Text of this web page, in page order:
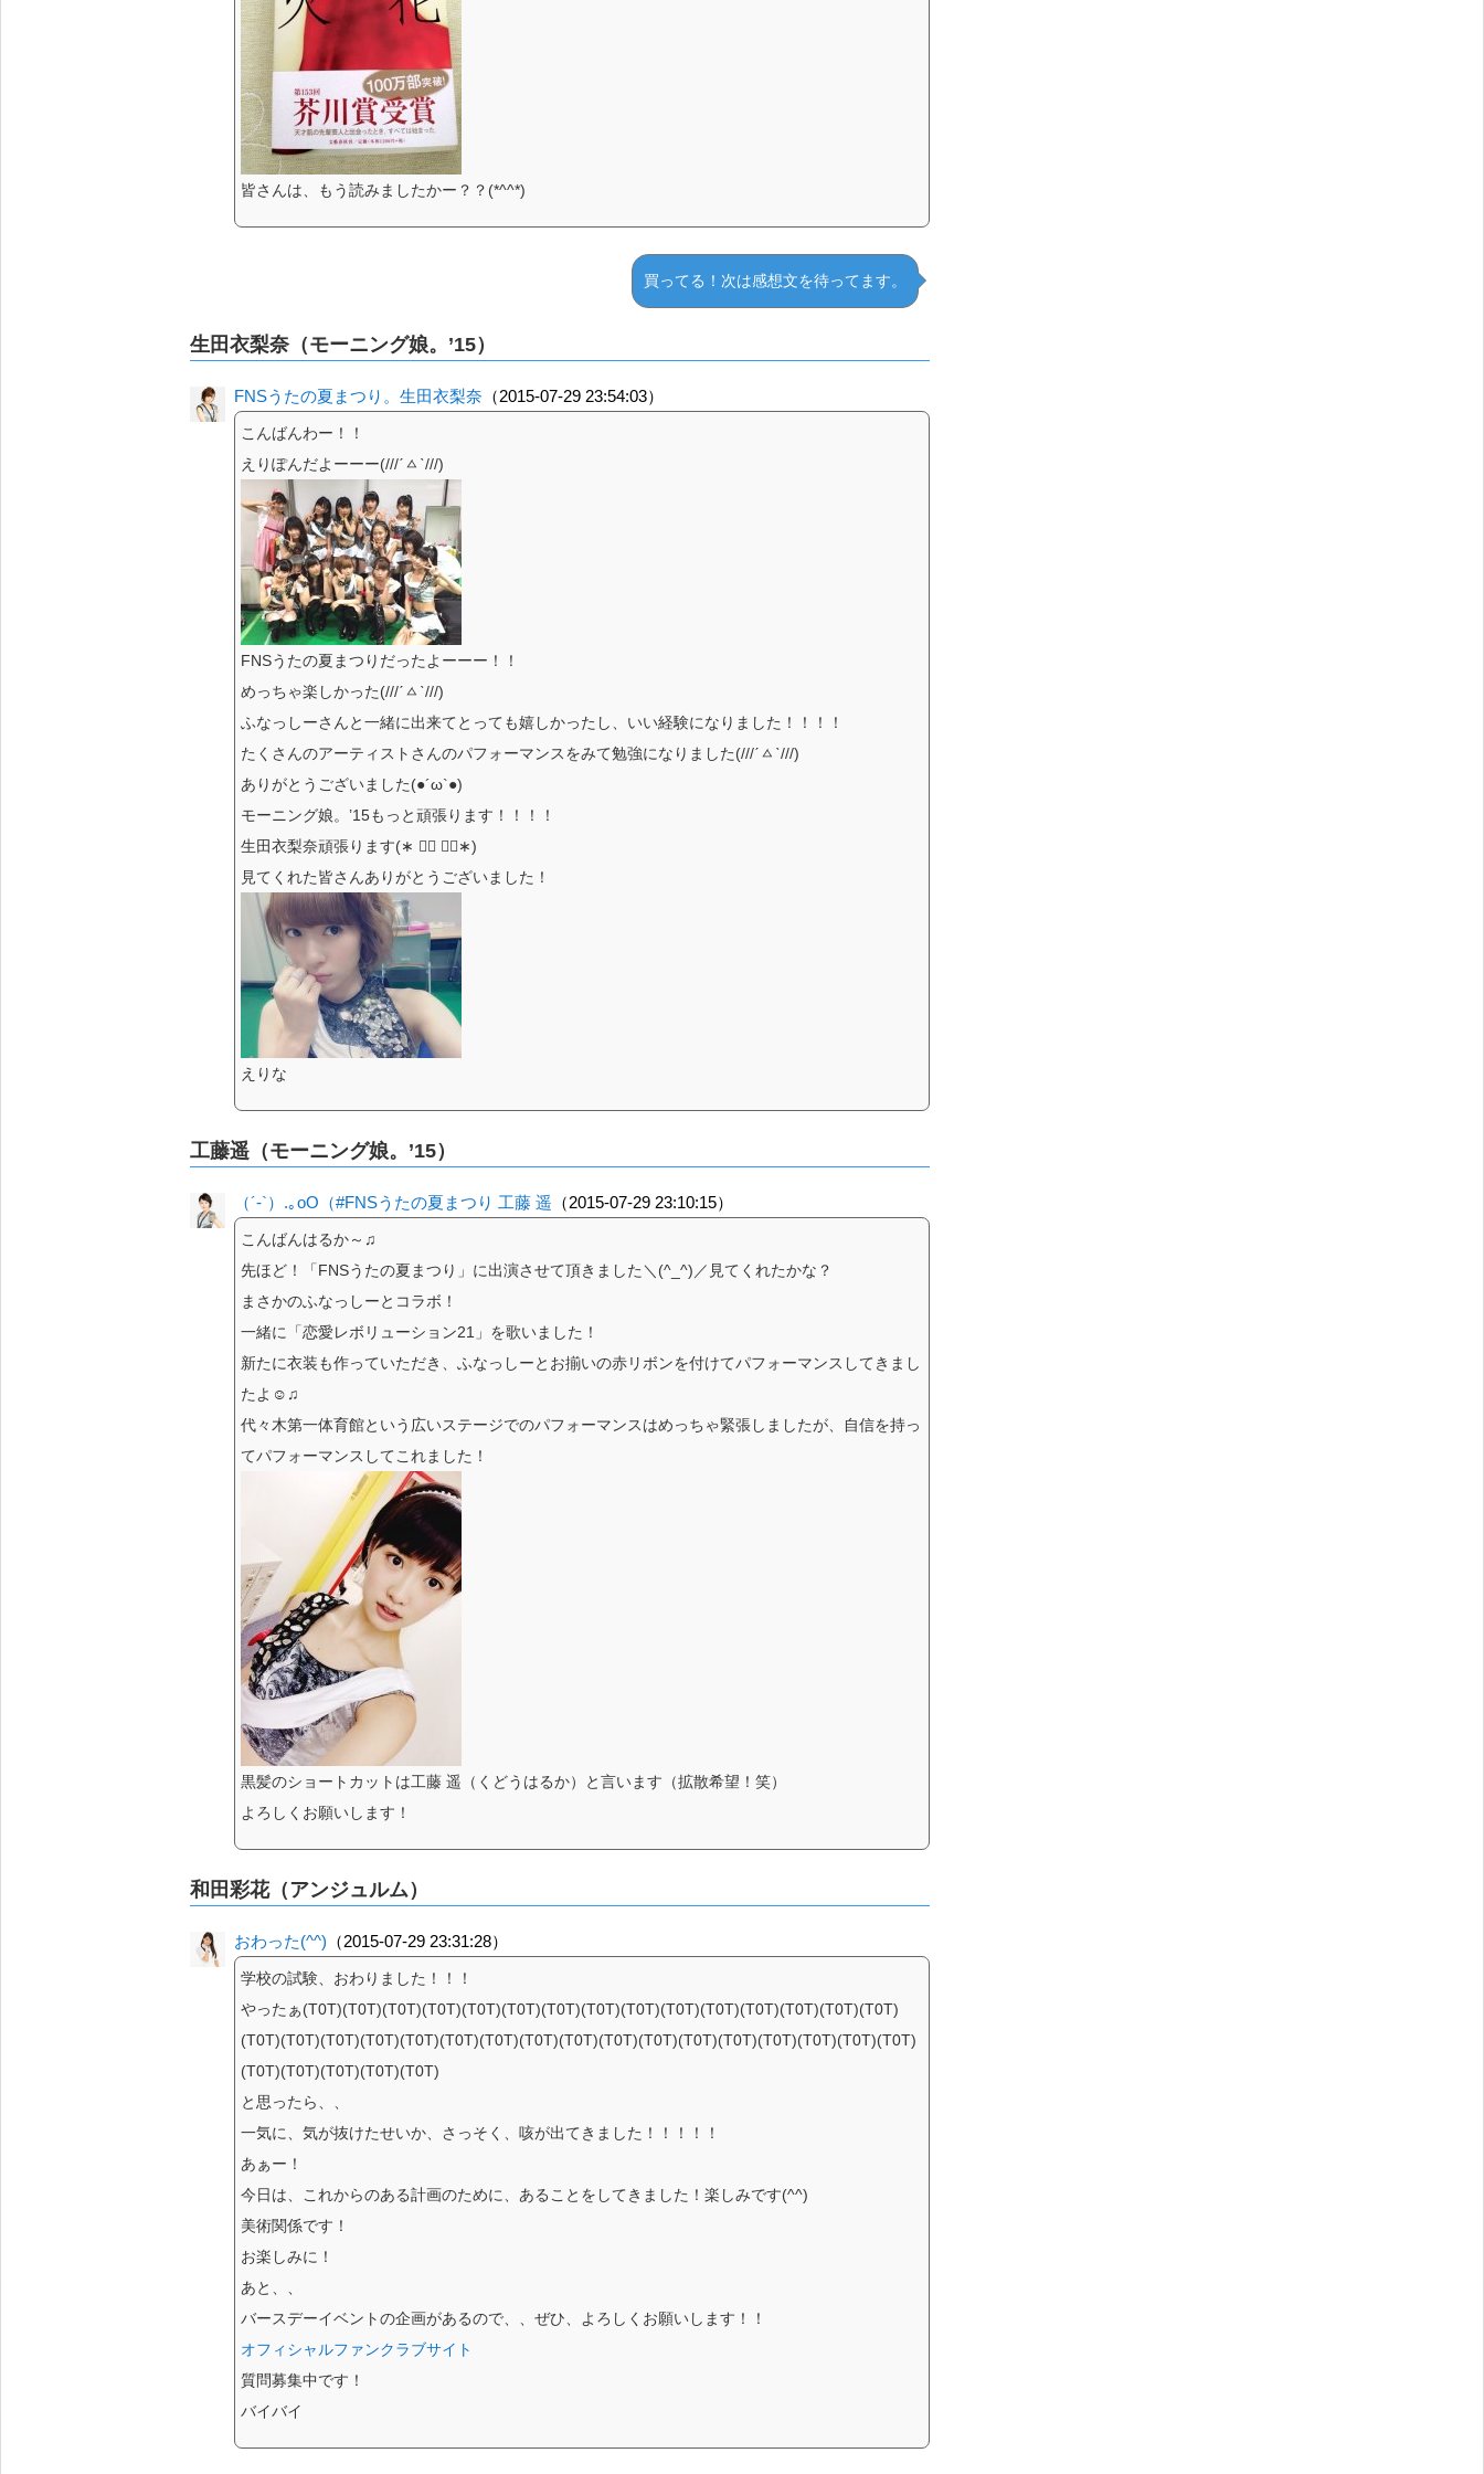
皆さんは、もう読みましたかー？？(*^^*)
買ってる！次は感想文を待ってます。
生田衣梨奈（モーニング娘。’15）
FNSうたの夏まつり。生田衣梨奈 （2015-07-29 23:54:03）
こんばんわー！！
えりぽんだよーーー(///ˊㅿˋ///)
FNSうたの夏まつりだったよーーー！！
めっちゃ楽しかった(///ˊㅿˋ///)
ふなっしーさんと一緒に出来てとっても嬉しかったし、いい経験になりました！！！！
たくさんのアーティストさんのパフォーマンスをみて勉強になりました(///ˊㅿˋ///)
ありがとうございました(●´ω`●)
モーニング娘。’15もっと頑張ります！！！！
生田衣梨奈頑張ります(∗ ❛⃘ ❛⃘∗)
見てくれた皆さんありがとうございました！
えりな
工藤遥（モーニング娘。’15）
（´-`）.｡oO（#FNSうたの夏まつり 工藤 遥 （2015-07-29 23:10:15）
こんばんはるか～♫
先ほど！「FNSうたの夏まつり」に出演させて頂きました＼(^_^)／見てくれたかな？
まさかのふなっしーとコラボ！
一緒に「恋愛レボリューション21」を歌いました！
新たに衣装も作っていただき、ふなっしーとお揃いの赤リボンを付けてパフォーマンスしてきまし
たよ☺︎♫
代々木第一体育館という広いステージでのパフォーマンスはめっちゃ緊張しましたが、自信を持っ
てパフォーマンスしてこれました！
黒髪のショートカットは工藤 遥（くどうはるか）と言います（拡散希望！笑）
よろしくお願いします！
和田彩花（アンジュルム）
おわった(^^) （2015-07-29 23:31:28）
学校の試験、おわりました！！！
やったぁ(T0T)(T0T)(T0T)(T0T)(T0T)(T0T)(T0T)(T0T)(T0T)(T0T)(T0T)(T0T)(T0T)(T0T)(T0T)
(T0T)(T0T)(T0T)(T0T)(T0T)(T0T)(T0T)(T0T)(T0T)(T0T)(T0T)(T0T)(T0T)(T0T)(T0T)(T0T)(T0T)
(T0T)(T0T)(T0T)(T0T)(T0T)
と思ったら、、
一気に、気が抜けたせいか、さっそく、咳が出てきました！！！！！
あぁー！
今日は、これからのある計画のために、あることをしてきました！楽しみです(^^)
美術関係です！
お楽しみに！
あと、、
バースデーイベントの企画があるので、、ぜひ、よろしくお願いします！！
オフィシャルファンクラブサイト
質問募集中です！
バイバイ